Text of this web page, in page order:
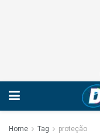
Home Tag proteção